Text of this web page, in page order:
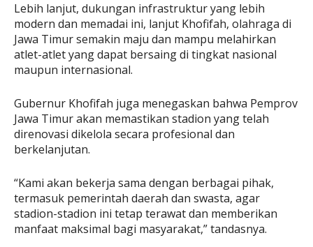
Lebih lanjut, dukungan infrastruktur yang lebih
modern dan memadai ini, lanjut Khofifah, olahraga di
Jawa Timur semakin maju dan mampu melahirkan
atlet-atlet yang dapat bersaing di tingkat nasional
maupun internasional.
Gubernur Khofifah juga menegaskan bahwa Pemprov
Jawa Timur akan memastikan stadion yang telah
direnovasi dikelola secara profesional dan
berkelanjutan.
“Kami akan bekerja sama dengan berbagai pihak,
termasuk pemerintah daerah dan swasta, agar
stadion-stadion ini tetap terawat dan memberikan
manfaat maksimal bagi masyarakat,” tandasnya.